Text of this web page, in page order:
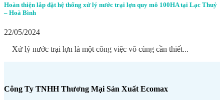
Hoàn thiện lắp đặt hệ thống xử lý nước trại lợn quy mô 100HA tại Lạc Thuỷ
– Hoà Bình
22/05/2024
Xử lý nước trại lợn là một công việc vô cùng cần thiết...
Công Ty TNHH Thương Mại Sản Xuất Ecomax